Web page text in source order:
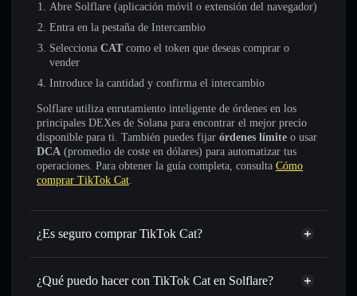
Abre Solflare (aplicación móvil o extensión del navegador)
Entra en la pestaña de Intercambio
Selecciona CAT como el token que deseas comprar o
vender
Introduce la cantidad y confirma el intercambio
Solflare utiliza enrutamiento inteligente de órdenes en los
principales DEXes de Solana para encontrar el mejor precio
disponible para ti. También puedes fijar órdenes límite o usar
DCA (promedio de coste en dólares) para automatizar tus
operaciones. Para obtener la guía completa, consulta Cómo
comprar TikTok Cat.
¿Es seguro comprar TikTok Cat?
TikTok Cat no está verificado
¿Qué puedo hacer con TikTok Cat en Solflare?